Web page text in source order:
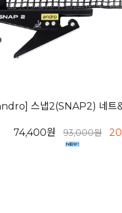
스냅2(SNAP2) 네트
74,400원 93,000원